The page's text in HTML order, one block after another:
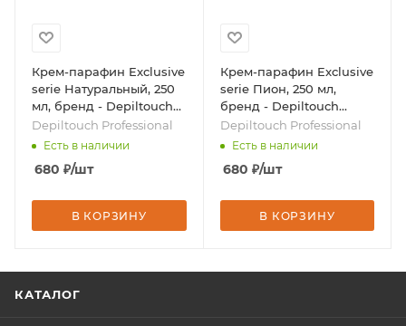
Крем-парафин Exclusive
serie Натуральный, 250
мл, бренд - Depiltouch
Professional
Depiltouch Professional
Есть в наличии
680 ₽/шт
В КОРЗИНУ
Крем-парафин Exclusive
serie Пион, 250 мл,
бренд - Depiltouch
Professional
Depiltouch Professional
Есть в наличии
680 ₽/шт
В КОРЗИНУ
КАТАЛОГ